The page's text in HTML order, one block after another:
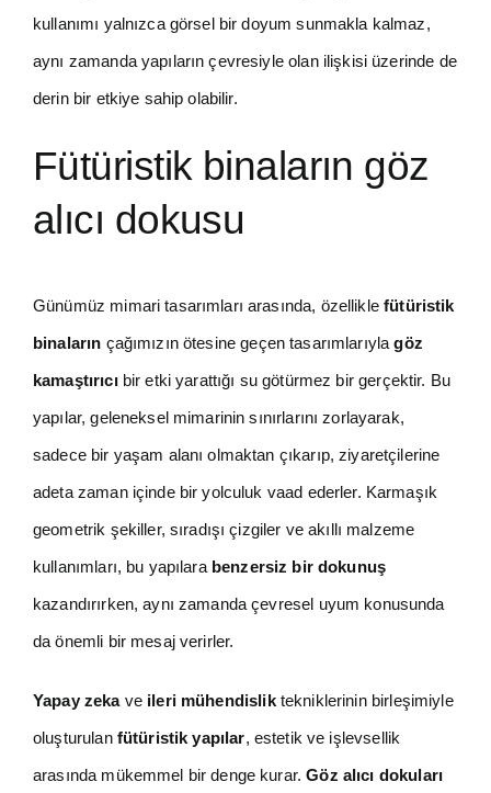
kullanımı yalnızca görsel bir doyum sunmakla kalmaz,
aynı zamanda yapıların çevresiyle olan ilişkisi üzerinde de
derin bir etkiye sahip olabilir.
Fütüristik binaların göz
alıcı dokusu
Günümüz mimari tasarımları arasında, özelliklefütüristik
binaların çağımızın ötesine geçen tasarımlarıylagöz
kamaştırıcıbir etki yarattığı su götürmez bir gerçektir. Bu
yapılar, geleneksel mimarinin sınırlarını zorlayarak,
sadece bir yaşam alanı olmaktan çıkarıp, ziyaretçilerine
adeta zaman içinde bir yolculuk vaad ederler. Karmaşık
geometrik şekiller, sıradışı çizgiler ve akıllı malzeme
kullanımları, bu yapılara benzersiz bir dokunuş
kazandırırken, aynı zamanda çevresel uyum konusunda
da önemli bir mesaj verirler.
Yapay zekave ileri mühendisliktekniklerinin birleşimiyle
oluşturulan fütüristik yapılar, estetik ve işlevsellik
arasında mükemmel bir denge kurar.Göz alıcı dokuları